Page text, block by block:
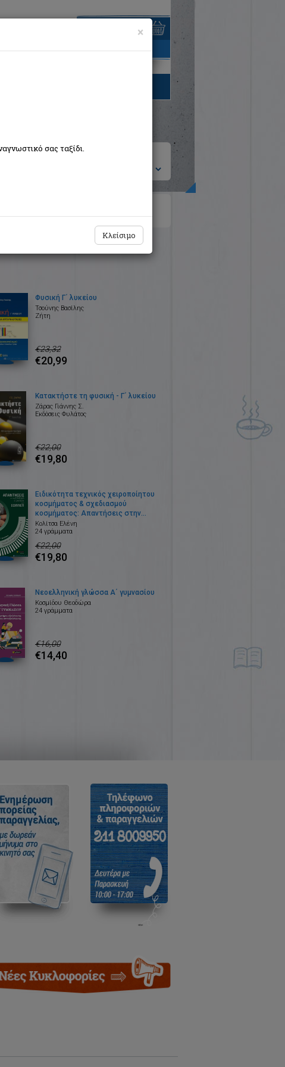
είναι άδειο
ανά:
Φυσική Γ΄ λυκείου
Τσούνης Βασίλης
Ζήτη
€23,32
€20,99
Κατακτήστε τη φυσική - Γ΄ λυκείου
Ζάρας Γιάννης Σ.
Εκδόσεις Φυλάτος
€22,00
€19,80
Ειδικότητα τεχνικός χειροποίητου
κοσμήματος & σχεδιασμού
κοσμήματος: Απαντήσεις στην
τράπεζα θεμάτων του ΕΟΠΠΕΠ
Κολίτσα Ελένη
24 γράμματα
€22,00
€19,80
Νεοελληνική γλώσσα Α΄ γυμνασίου
Κοσμίδου Θεοδώρα
24 γράμματα
€16,00
€14,40
×
σας ταξίδι.
Κλείσιμο